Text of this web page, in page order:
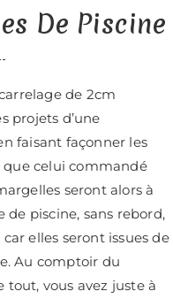
De Piscine
de 2cm
projets d’une
faisant façonner les
celui commandé
seront alors à
de piscine, sans rebord,
elles seront issues de
Au comptoir du
tout, vous avez juste à